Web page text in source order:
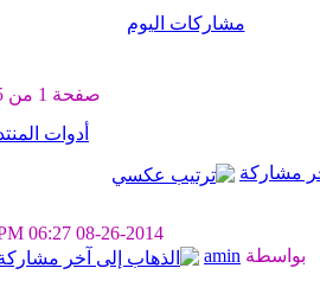
مشاركات اليوم
صفحة 1 من 15
أدوات
مشاركة
08-26-2014
06:27 PM
بواسطة amin